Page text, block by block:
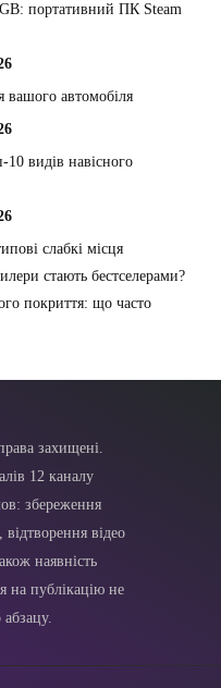
портативний ПК Steam
автомобіля
видів навісного
слабкі місця
стають бестселерами?
покриття: що часто
захищені.
12 каналу
збереження
відео
наявність
на публікацію не